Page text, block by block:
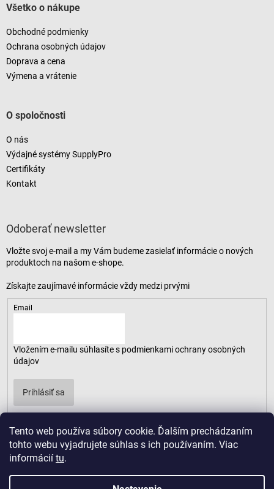
Tento web používa súbory cookie. Ďalším prechádzaním
tohto webu vyjadrujete súhlas s ich používaním. Viac
informácií tu.
Všetko o nákupe
Obchodné podmienky
Ochrana osobných údajov
Doprava a cena
Výmena a vrátenie
O spoločnosti
O nás
Výdajné systémy SupplyPro
Certifikáty
Kontakt
Odoberať newsletter
Vložte svoj e-mail a my Vám budeme zasielať informácie o nových
produktoch na našom e-shope.
Email
Vložením e-mailu súhlasíte s podmienkami ochrany osobných
údajov
Prihlásiť sa